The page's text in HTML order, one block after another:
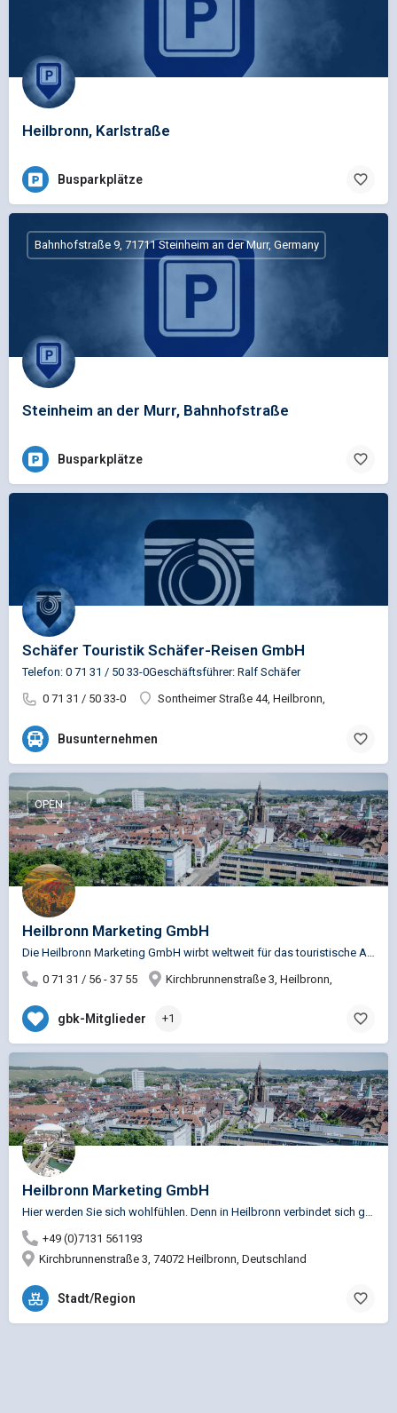
Heilbronn, Karlstraße
Busparkplätze
Steinheim an der Murr, Bahnhofstraße
Bahnhofstraße 9, 71711 Steinheim an der Murr, Germany
Busparkplätze
Schäfer Touristik Schäfer-Reisen GmbH
Telefon: 0 71 31 / 50 33-0Geschäftsführer: Ralf Schäfer
0 71 31 / 50 33-0
Sontheimer Straße 44, Heilbronn,
Busunternehmen
Heilbronn Marketing GmbH
0 71 31 / 56 - 37 55
Kirchbrunnenstraße 3, Heilbronn,
OPEN
gbk-Mitglieder +1
Heilbronn Marketing GmbH
+49 (0)7131 561193
Kirchbrunnenstraße 3, 74072 Heilbronn, Deutschland
Stadt/Region